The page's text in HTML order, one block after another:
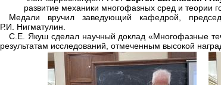
развитие механики многофазных сред и теории
Медали вручил заведующий кафедрой,
Р.И. Нигматулин.
С.Е. Якуш сделал научный доклад «Многофазные
результатам исследований, отмеченным высокой